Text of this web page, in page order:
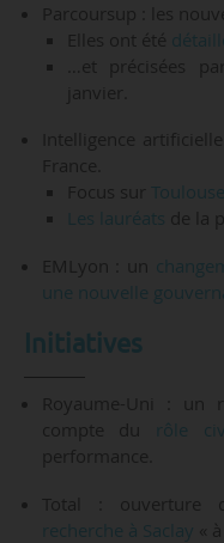
Parcoursup : les
Elles ont été
…et précisées
janvier.
Intelligence
France.
Focus sur Toulouse
Les lauréats de la
EMLyon : un
une nouvelle
Initiatives
Royaume-Uni : un
compte du
rôle
performance.
Total : ouverture
recherche à Saclay «